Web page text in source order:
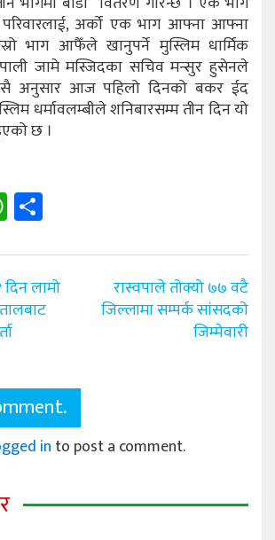
परिवारलाई, अर्को एक भाग आफ्ना आफ्ना
भाग आफैँले खानुपर्ने मुस्लिम धार्मिक
जामे मस्जिदका सचिव मन्सुर हुसेनले
अनुसार आज पहिलो दिनको बकर ईद
धर्मावलम्बीले शनिबारसम्म तीन दिन यो
छ ।
WhatsApp
दिन लामो
रास्वपाले तोक्यो ७७ वटै
जिल्लामा सम्पर्क सांसदको
जिम्मेवारी
into post a comment.